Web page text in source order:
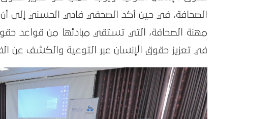
الصحافة، في حين أكد الصحفي فادي الحسني إلى أن
مهنة الصحافة، التي تستقي مبادئها من قواعد
في تعزيز حقوق الإنسان عبر التوعية والكشف عن